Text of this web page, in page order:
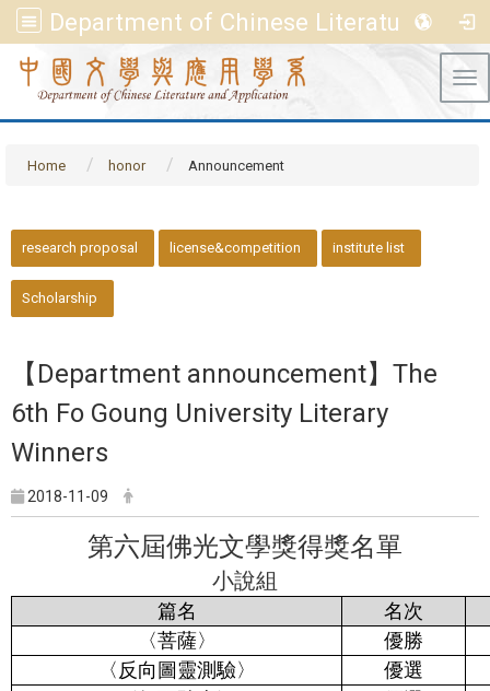
Department of Chinese Literature and Application, FGU
Home honor Announcement
research proposal license&competition institute list
Scholarship
【Department announcement】The
6th Fo Goung University Literary
Winners
2018-11-09
第六屆佛光文學獎得獎名單
小說組
篇名
名次
〈菩薩〉
優勝
〈反向圖靈測驗〉
優選